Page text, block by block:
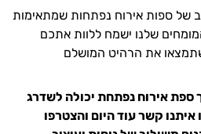
של ספות אירוח נפתחות שמתאימות
שלנו ישמח ללוות אתכם
את הרהיט המושלם
ספת אירוח נפתחת יכולה לשדרג
קשר עוד היום והצטרפו